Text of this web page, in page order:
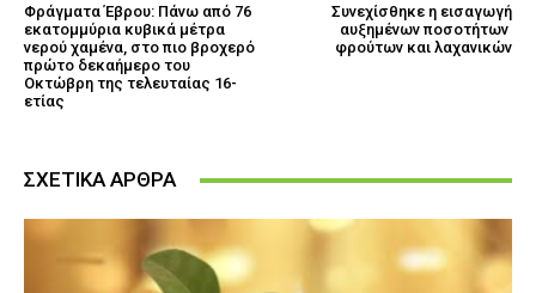
Φράγματα Έβρου: Πάνω από 76
εκατομμύρια κυβικά μέτρα
νερού χαμένα, στο πιο βροχερό
πρώτο δεκαήμερο του
Οκτώβρη της τελευταίας 16-
ετίας
Συνεχίσθηκε η εισαγωγή
αυξημένων ποσοτήτων
φρούτων και λαχανικών
ΣΧΕΤΙΚΑ ΑΡΘΡΑ